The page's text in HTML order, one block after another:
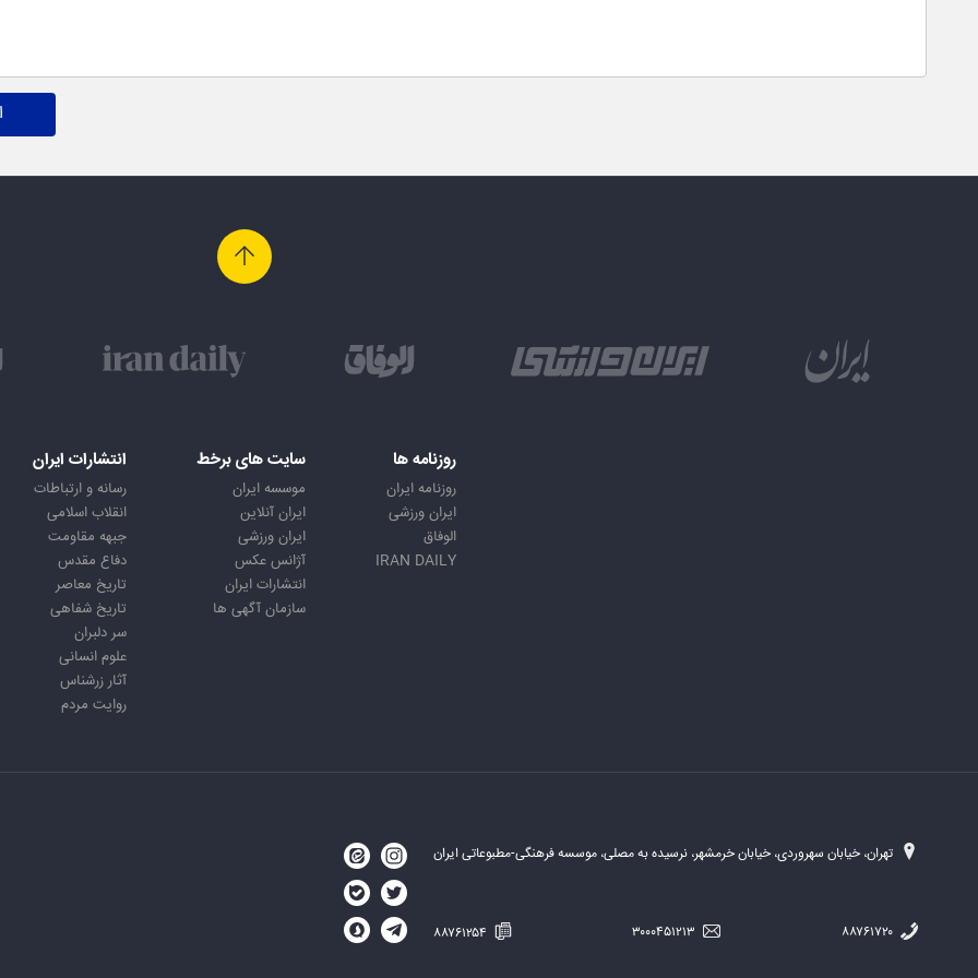
روزنامه ها
روزنامه ایران
ایران ورزشی
الوفاق
IRAN DAILY
سایت های برخط
موسسه ایران
ایران آنلاین
ایران ورزشی
آژانس عکس
انتشارات ایران
سازمان آگهی ها
انتشارات ایران
رسانه و ارتباطات
انقلاب اسلامی
جبهه مقاومت
دفاع مقدس
تاریخ معاصر
تاریخ شفاهی
سر دلبران
علوم انسانی
آثار زرشناس
روایت مردم
تهران، خیابان سهروردی، خیابان خرمشهر، نرسیده به مصلی، موسسه فرهنگی-مطبوعاتی ایران